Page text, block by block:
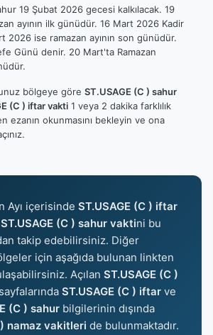
19 Şubat 2026 gecesi kalkılacak. 19
ayının ilk günüdür. 16 Mart 2026 Kadir
2026 ise ramazan ayının son günüdür.
Günü denir. 20 Mart'ta Ramazan
bölgeye göre ST.USAGE (C ) sahur
(C ) iftar vakti 1 veya 2 dakika farklılık
ezanın okunmasını bekleyin ve ona
Ayı içerisinde ST.USAGE (C ) iftar
ST.USAGE (C ) sahur vaktini bu
takip edebilirsiniz. Diğer
için aşağıda bulunan linkten
Açılan ST.USAGE (C )
sayfalarında ST.USAGE (C ) iftar ve
(C ) sahur bilgilerinin dışında
) namaz vakitleri de bulunmaktadır.